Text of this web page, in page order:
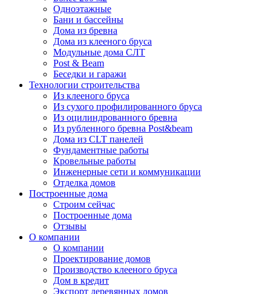
Одноэтажные
Бани и бассейны
Дома из бревна
Дома из клееного бруса
Модульные дома СЛТ
Post & Beam
Беседки и гаражи
Технологии строительства
Из клееного бруса
Из сухого профилированного бруса
Из оцилиндрованного бревна
Из рубленного бревна Post&beam
Дома из CLT панелей
Фундаментные работы
Кровельные работы
Инженерные сети и коммуникации
Отделка домов
Построенные дома
Строим сейчас
Построенные дома
Отзывы
О компании
О компании
Проектирование домов
Производство клееного бруса
Дом в кредит
Экспорт деревянных домов